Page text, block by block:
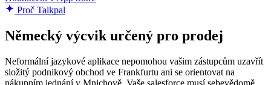
Proč Talkpal
Německý výcvik určený pro prodej
Neformální jazykové aplikace nepomohou vašim zástupcům uzavřít
složitý podnikový obchod ve Frankfurtu ani se orientovat na